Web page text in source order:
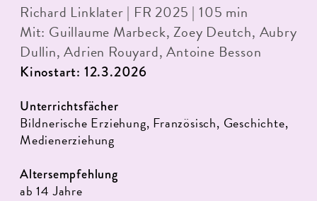
Richard Linklater | FR 2025 | 105 min
Mit: Guillaume Marbeck, Zoey Deutch, Aubry
Dullin, Adrien Rouyard, Antoine Besson
Kinostart: 12.3.2026
Unterrichtsfächer
Bildnerische Erziehung, Französisch, Geschichte,
Medienerziehung
Altersempfehlung
ab 14 Jahre